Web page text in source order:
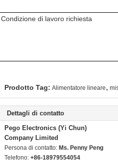
Condizione di lavoro richiesta
Prodotto Tag: Alimentatore lineare,
Dettagli di contatto
Pego Electronics (Yi Chun)
Company Limited
Persona di contatto: Ms. Penny Peng
Telefono: +86-18979554054